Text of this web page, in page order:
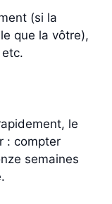
(si la
que la vôtre),
le
: compter
semaines